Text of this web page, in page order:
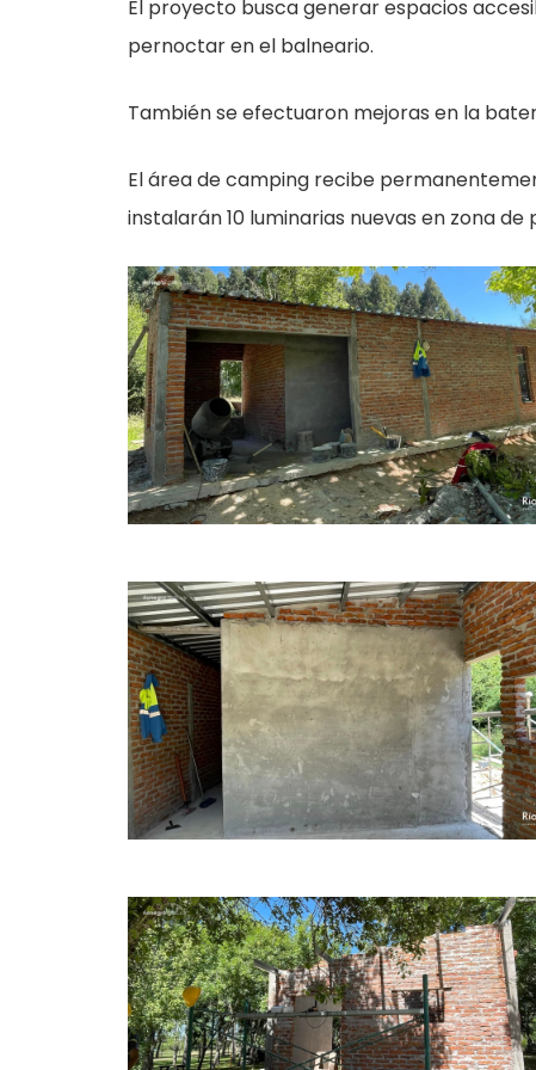
El proyecto busca generar espacios
pernoctar en el balneario.
También se efectuaron mejoras en la
El área de camping recibe
instalarán 10 luminarias nuevas en zona de